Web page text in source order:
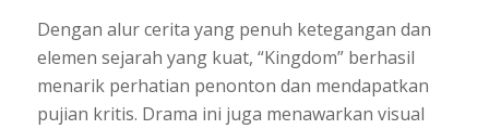
Dengan alur cerita yang penuh ketegangan dan
elemen sejarah yang kuat, “Kingdom” berhasil
menarik perhatian penonton dan mendapatkan
pujian kritis. Drama ini juga menawarkan visual